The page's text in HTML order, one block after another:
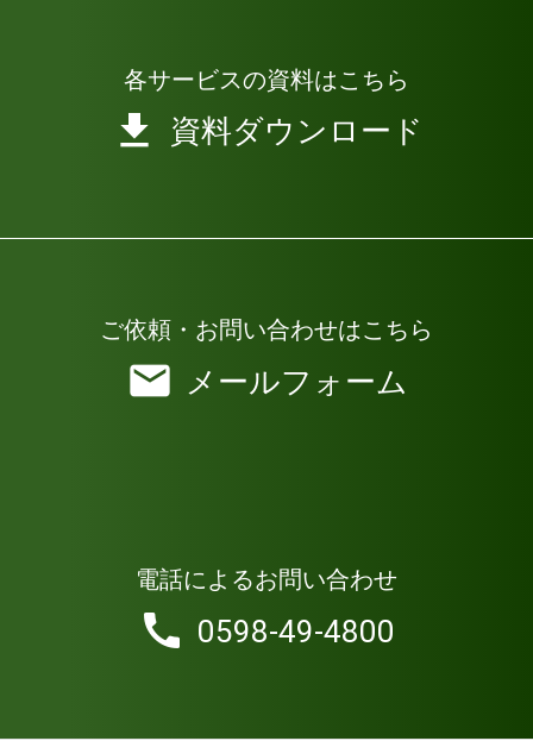
各サービスの資料はこちら
資料ダウンロード
ご依頼・お問い合わせはこちら
メールフォーム
電話によるお問い合わせ
0598-49-4800